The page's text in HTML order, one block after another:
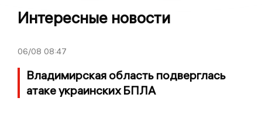
Интересные новости
06/08 08:47
Владимирская область подверглась
атаке украинских БПЛА